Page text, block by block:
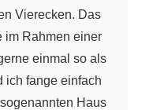
Vierecken. Das
im Rahmen einer
einmal so als
ich fange einfach
Haus